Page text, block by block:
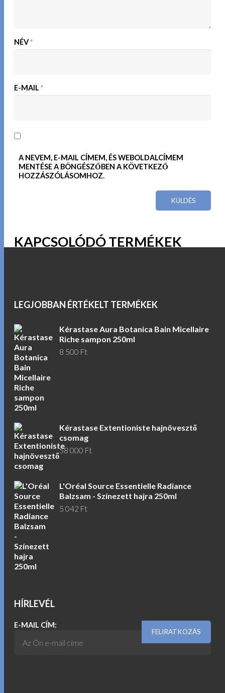
NÉV*
E-MAIL*
A NEVEM, E-MAIL CÍMEM, ÉS WEBOLDALCÍMEM
MENTÉSE A BÖNGÉSZŐBEN A KÖVETKEZŐ
HOZZÁSZÓLÁSOMHOZ.
KAPCSOLÓDÓ TERMÉKEK
LEGJOBBAN ÉRTÉKELT TERMÉKEK
Kérastase Aura Botanica Bain Micellaire
Riche sampon 250ml
8 500 Ft
Kérastase Extentioniste hajnövesztő
csomag
58 000 Ft
L'Oréal Source Essentielle Radiance
Balzsam - Színezett hajra 250ml
5 042 Ft
HÍRLEVÉL
E-MAIL CÍM: